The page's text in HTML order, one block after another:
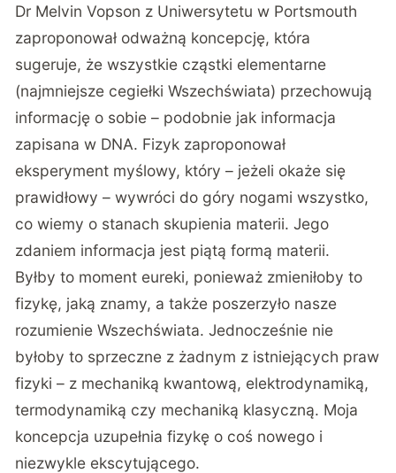
Dr Melvin Vopson z Uniwersytetu w Portsmouth
zaproponował odważną koncepcję, która
sugeruje, że wszystkie cząstki elementarne
(najmniejsze cegiełki Wszechświata) przechowują
informację o sobie – podobnie jak informacja
zapisana w DNA. Fizyk zaproponował
eksperyment myślowy, który – jeżeli okaże się
prawidłowy – wywróci do góry nogami wszystko,
co wiemy o stanach skupienia materii. Jego
zdaniem informacja jest piątą formą materii.
Byłby to moment eureki, ponieważ zmieniłoby to
fizykę, jaką znamy, a także poszerzyło nasze
rozumienie Wszechświata. Jednocześnie nie
byłoby to sprzeczne z żadnym z istniejących praw
fizyki – z mechaniką kwantową, elektrodynamiką,
termodynamiką czy mechaniką klasyczną. Moja
koncepcja uzupełnia fizykę o coś nowego i
niezwykle ekscytującego.